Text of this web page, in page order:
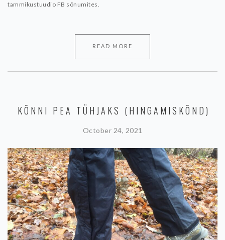
tammikustuudio FB sõnumites.
READ MORE
KÕNNI PEA TÜHJAKS (HINGAMISKÕND)
October 24, 2021